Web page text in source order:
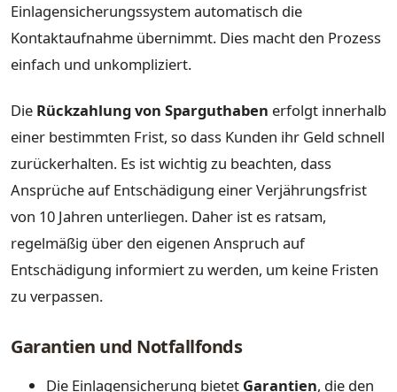
Einlagensicherungssystem automatisch die
Kontaktaufnahme übernimmt. Dies macht den Prozess
einfach und unkompliziert.
Die Rückzahlung von Sparguthaben erfolgt innerhalb
einer bestimmten Frist, so dass Kunden ihr Geld schnell
zurückerhalten. Es ist wichtig zu beachten, dass
Ansprüche auf Entschädigung einer Verjährungsfrist
von 10 Jahren unterliegen. Daher ist es ratsam,
regelmäßig über den eigenen Anspruch auf
Entschädigung informiert zu werden, um keine Fristen
zu verpassen.
Garantien und Notfallfonds
Die Einlagensicherung bietet Garantien, die den